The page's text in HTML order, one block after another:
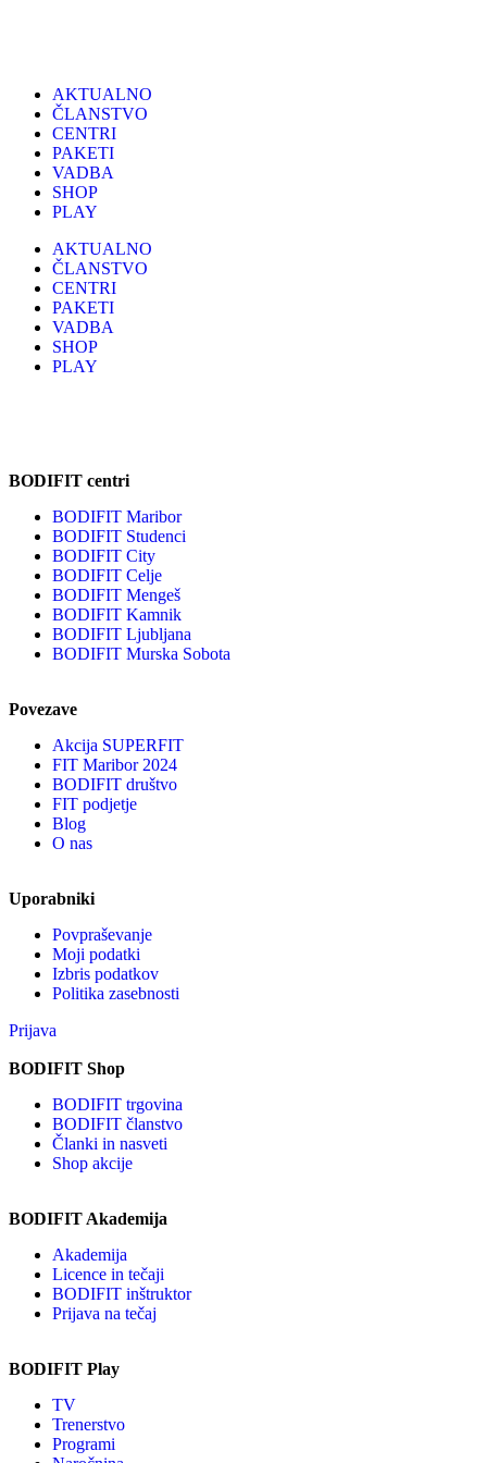
AKTUALNO
ČLANSTVO
CENTRI
PAKETI
VADBA
SHOP
PLAY
AKTUALNO
ČLANSTVO
CENTRI
PAKETI
VADBA
SHOP
PLAY
BODIFIT centri
BODIFIT Maribor
BODIFIT Studenci
BODIFIT City
BODIFIT Celje
BODIFIT Mengeš
BODIFIT Kamnik
BODIFIT Ljubljana
BODIFIT Murska Sobota
Povezave
Akcija SUPERFIT
FIT Maribor 2024
BODIFIT društvo
FIT podjetje
Blog
O nas
Uporabniki
Povpraševanje
Moji podatki
Izbris podatkov
Politika zasebnosti
Prijava
BODIFIT Shop
BODIFIT trgovina
BODIFIT članstvo
Članki in nasveti
Shop akcije
BODIFIT Akademija
Akademija
Licence in tečaji
BODIFIT inštruktor
Prijava na tečaj
BODIFIT Play
TV
Trenerstvo
Programi